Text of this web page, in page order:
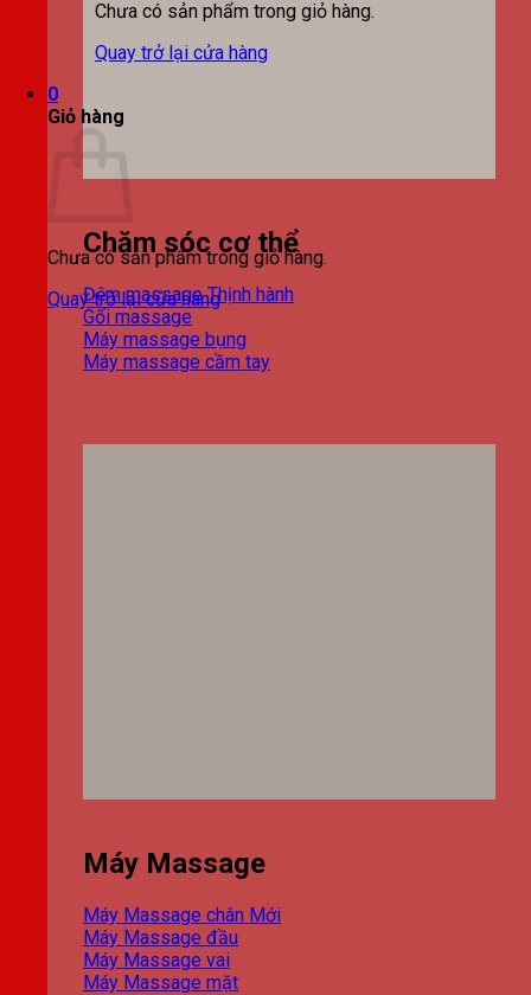
Chưa có sản phẩm trong giỏ hàng.
Quay trở lại cửa hàng
0
Giỏ hàng
Chưa có sản phẩm trong giỏ hàng.
Quay trở lại cửa hàng
Chăm sóc cơ thể
Đệm massage
Gối massage
Máy massage bụng
Máy massage cầm tay
Máy Massage
Máy Massage chân
Máy Massage đầu
Máy Massage vai
Máy Massage mặt